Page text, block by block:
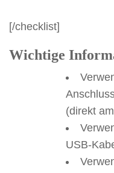
[/checklist]
Wichtige
(direkt
USB-